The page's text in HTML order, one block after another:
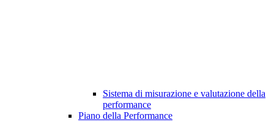
Sistema di misurazione e valutazione della
performance
Piano della Performance